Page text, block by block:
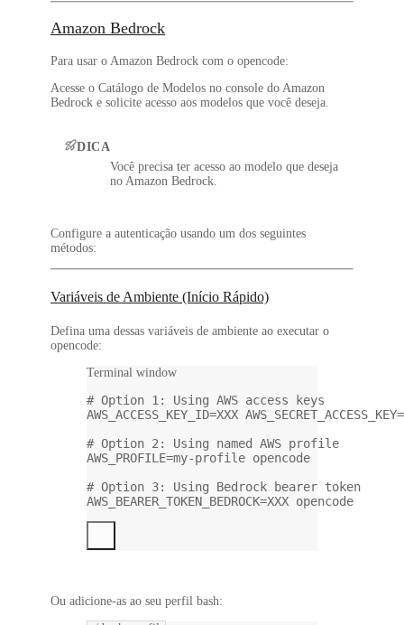
Amazon Bedrock
Para usar o Amazon Bedrock com o opencode:
Acesse o Catálogo de Modelos no console do Amazon
Bedrock e solicite acesso aos modelos que você deseja.
DICA
Você precisa ter acesso ao modelo que deseja
no Amazon Bedrock.
Configure a autenticação usando um dos seguintes
métodos:
Variáveis de Ambiente (Início Rápido)
Defina uma dessas variáveis de ambiente ao executar o
opencode:
Terminal window
# Option 1: Using AWS access keys
AWS_ACCESS_KEY_ID=XXX AWS_SECRET_ACCESS_KEY=
# Option 2: Using named AWS profile
AWS_PROFILE=my-profile opencode
# Option 3: Using Bedrock bearer token
AWS_BEARER_TOKEN_BEDROCK=XXX opencode
Ou adicione-as ao seu perfil bash: